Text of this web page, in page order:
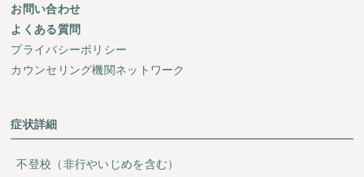
お問い合わせ
よくある質問
プライバシーポリシー
カウンセリング機関ネットワーク
症状詳細
不登校（非行やいじめを含む）